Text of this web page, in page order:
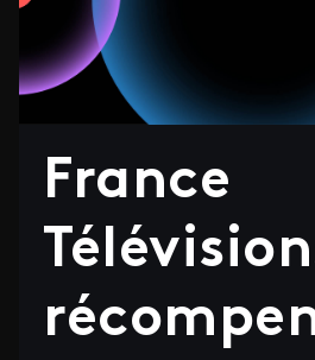
France